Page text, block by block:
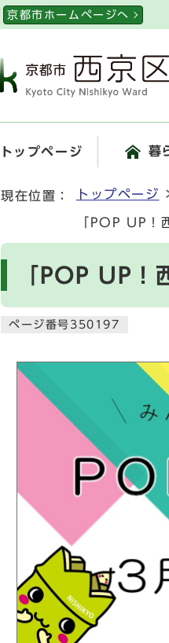
京都市ホームページへ
トップページ 暮
現在位置： トップページ
「POP UP！
「POP UP！
ページ番号350197